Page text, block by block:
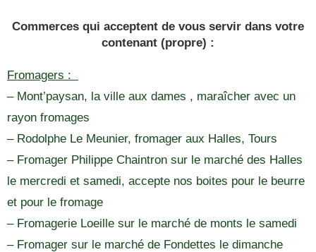
Commerces qui acceptent de vous servir dans votre
contenant (propre) :
Fromagers :
– Mont’paysan, la ville aux dames , maraîcher avec un
rayon fromages
– Rodolphe Le Meunier, fromager aux Halles, Tours
– Fromager Philippe Chaintron sur le marché des Halles
le mercredi et samedi, accepte nos boites pour le beurre
et pour le fromage
– Fromagerie Loeille sur le marché de monts le samedi
– Fromager sur le marché de Fondettes le dimanche